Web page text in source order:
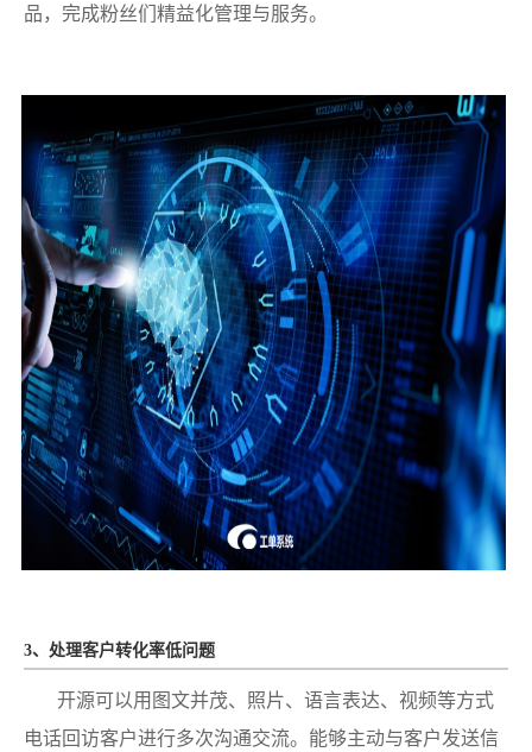
品，完成粉丝们精益化管理与服务。
3、处理客户转化率低问题
开源可以用图文并茂、照片、语言表达、视频等方式
电话回访客户进行多次沟通交流。能够主动与客户发送信